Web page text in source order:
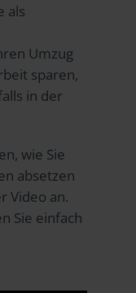
als
Umzug
sparen,
in der
wie Sie
absetzen
Video an.
Sie einfach